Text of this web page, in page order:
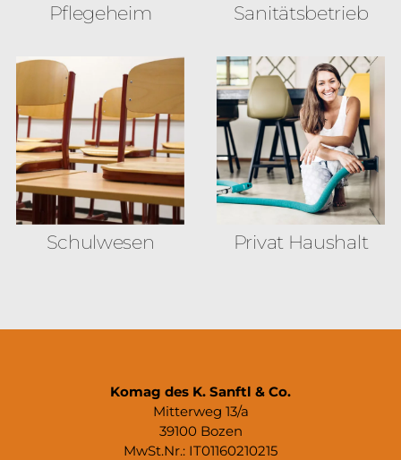
Pflegeheim Sanitäts­betrieb
Schulwesen Privat Haushalt
Komag des K. Sanftl & Co.
Mitterweg 13/a
39100 Bozen
MwSt.Nr.: IT01160210215